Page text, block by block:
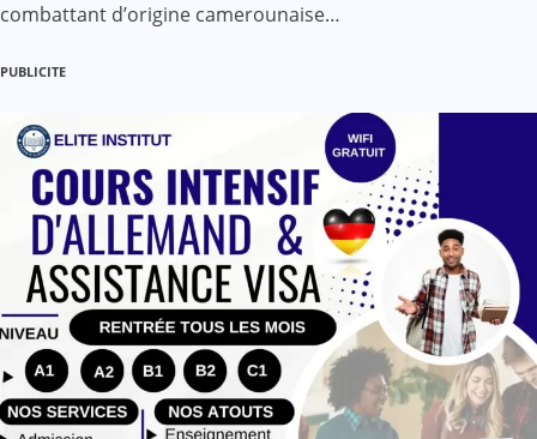
combattant d’origine camerounaise…
PUBLICITE